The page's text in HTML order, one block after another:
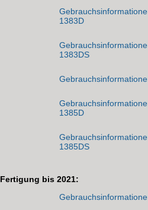
1383D
1383DS
1385D
1385DS
Fertigung bis 2021: